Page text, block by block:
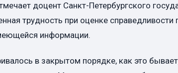
доцент Санкт-Петербургского
трудность при оценке справедливости
информации.
в закрытом порядке, как это